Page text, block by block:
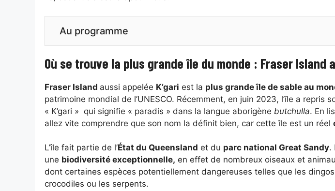
Au programme
Où se trouve la plus grande île du monde : Fraser Island
Fraser Island aussi appelée K’gari est la plus grande île de sable au
patrimoine mondial de l’UNESCO. Récemment, en juin 2023, l’île a repris
« K’gari » qui signifie « paradis » dans la langue aborigène butchulla. En
allez vite comprendre que son nom la définit bien, car cette île est un réel
L’île fait partie de l’État du Queensland et du parc national Great Sandy.
une biodiversité exceptionnelle, en effet de nombreux oiseaux et
dont certaines espèces potentiellement dangereuses telles que les
crocodiles ou les serpents.